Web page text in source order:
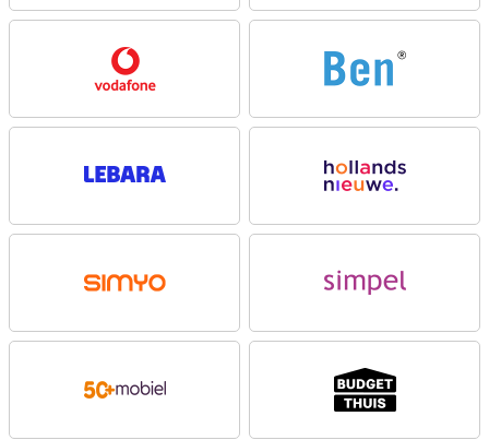
Met de Samsung Galaxy S26 128GB Paars Enterprise Edition speelt
Enterprise editie zorg je dankzij Knox Suite voor up-to-date
beveiliging van je bedrijf tegen mobiele dreigingen. Bovendien
configureer je al je apparaten op afstand. Je krijgt in totaal drie jaar
fabrieksgarantie en de Enterprise Edition blijft minimaal twee jaar
na lancering leverbaar. Zo bestel je later gemakkelijk weer dezelfde
Een van de grootste vernieuwingen van de Galaxy S26 is de slimme
begrijpt wat je nodig hebt. Met Now Nudge bijvoorbeeld, krijg je
een foto van je ontvangen? Je toestel detecteert het en biedt
makkelijker, zonder dat je daar actief om hoeft te vragen.
De Samsung Galaxy S26 128GB Paars Enterprise Edition is